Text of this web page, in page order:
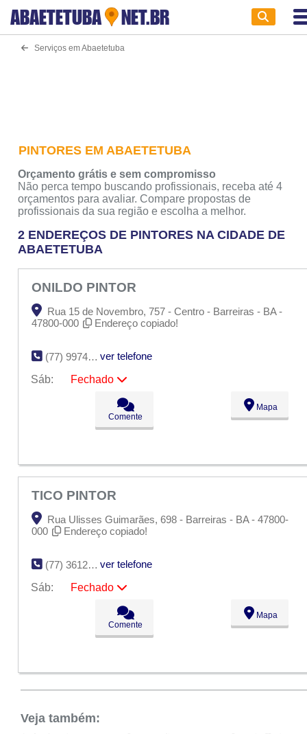
ABAETETUBA NET.BR
Serviços em Abaetetuba
PINTORES EM ABAETETUBA
Orçamento grátis e sem compromisso
Não perca tempo buscando profissionais, receba até 4
orçamentos para avaliar. Compare propostas de
profissionais da sua região e escolha a melhor.
2 ENDEREÇOS DE PINTORES NA CIDADE DE
ABAETETUBA
ONILDO PINTOR
Rua 15 de Novembro, 757 - Centro - Barreiras - BA -
47800-000
Endereço copiado!
(77) 9974-0222
ver telefone
Sáb:
Fechado
09:00 - 18:00
09:00 - 18:00
09:00 - 18:00
Comente
Mapa
TICO PINTOR
Rua Ulisses Guimarães, 698 - Barreiras - BA - 47800-
000
Endereço copiado!
(77) 3612-6422
ver telefone
Sáb:
Fechado
09:00 - 18:00
09:00 - 18:00
09:00 - 18:00
Comente
Mapa
Veja também: